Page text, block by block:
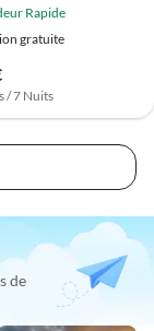
Rapide
gratuite
/ 7 Nuits
de